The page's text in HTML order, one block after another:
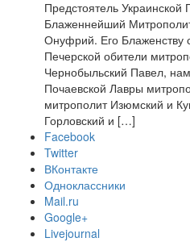
Предстоятель Украинской
Блаженнейший
Онуфрий. Его Блаженству
Печерской обители
Чернобыльский Павел,
Почаевской Лавры
митрополит Изюмский и
Горловский и […]
Facebook
Twitter
ВКонтакте
Одноклассники
Mail.ru
Google+
Livejournal